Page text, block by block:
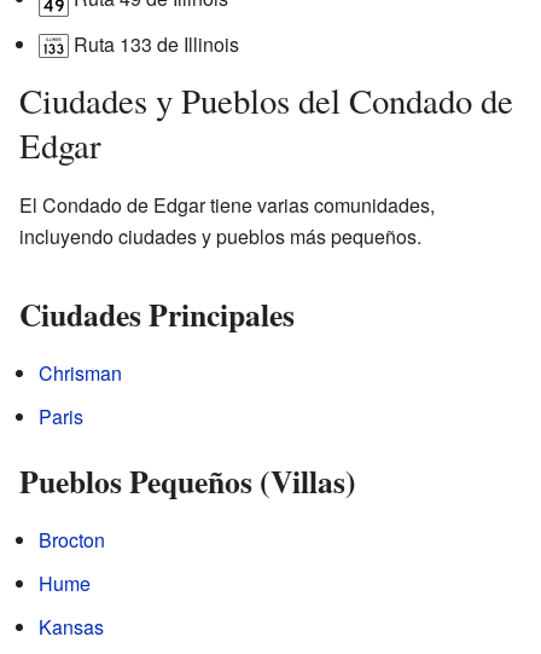
Ruta 133 de Illinois
Ciudades y Pueblos del Condado de
Edgar
El Condado de Edgar tiene varias comunidades,
incluyendo ciudades y pueblos más pequeños.
Ciudades Principales
Chrisman
Paris
Pueblos Pequeños (Villas)
Brocton
Hume
Kansas